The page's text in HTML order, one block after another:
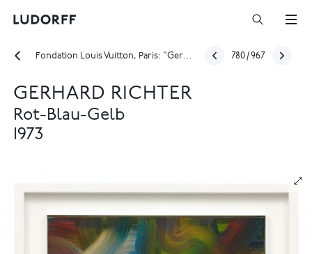
Fondation Louis Vuitton, Paris: "Gerhard Richter" 780 /967
GERHARD RICHTER
Rot-Blau-Gelb
1973